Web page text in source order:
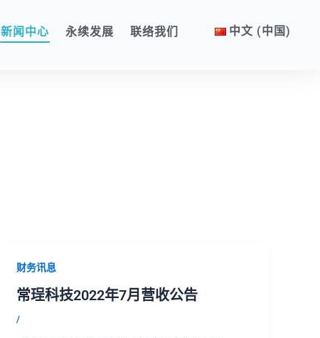
新闻中心 永续发展 联络我们 中文 (中国)
财务讯息
常珵科技2022年7月营收公告
/